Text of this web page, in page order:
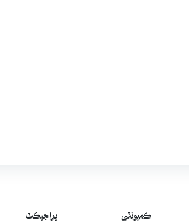
ڪميونٽي پراجيڪٽ